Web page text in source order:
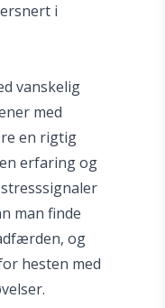
i
vanskelig
med
en rigtig
erfaring og
man finde
og
hesten med